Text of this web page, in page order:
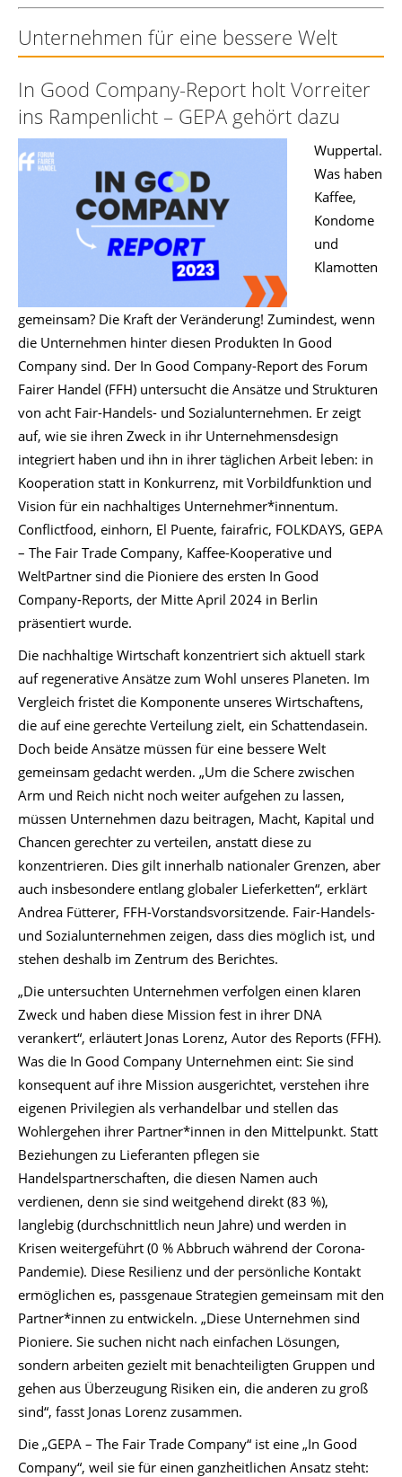
Unternehmen für eine bessere Welt
In Good Company-Report holt Vorreiter
ins Rampenlicht – GEPA gehört dazu
Wuppertal.
Was haben
Kaffee,
Kondome
und
Klamotten
gemeinsam? Die Kraft der Veränderung! Zumindest, wenn
die Unternehmen hinter diesen Produkten In Good
Company sind. Der In Good Company-Report des Forum
Fairer Handel (FFH) untersucht die Ansätze und Strukturen
von acht Fair-Handels- und Sozialunternehmen. Er zeigt
auf, wie sie ihren Zweck in ihr Unternehmensdesign
integriert haben und ihn in ihrer täglichen Arbeit leben: in
Kooperation statt in Konkurrenz, mit Vorbildfunktion und
Vision für ein nachhaltiges Unternehmer*innentum.
Conflictfood, einhorn, El Puente, fairafric, FOLKDAYS, GEPA
– The Fair Trade Company, Kaffee-Kooperative und
WeltPartner sind die Pioniere des ersten In Good
Company-Reports, der Mitte April 2024 in Berlin
präsentiert wurde.
Die nachhaltige Wirtschaft konzentriert sich aktuell stark
auf regenerative Ansätze zum Wohl unseres Planeten. Im
Vergleich fristet die Komponente unseres Wirtschaftens,
die auf eine gerechte Verteilung zielt, ein Schattendasein.
Doch beide Ansätze müssen für eine bessere Welt
gemeinsam gedacht werden. „Um die Schere zwischen
Arm und Reich nicht noch weiter aufgehen zu lassen,
müssen Unternehmen dazu beitragen, Macht, Kapital und
Chancen gerechter zu verteilen, anstatt diese zu
konzentrieren. Dies gilt innerhalb nationaler Grenzen, aber
auch insbesondere entlang globaler Lieferketten“, erklärt
Andrea Fütterer, FFH-Vorstandsvorsitzende. Fair-Handels-
und Sozialunternehmen zeigen, dass dies möglich ist, und
stehen deshalb im Zentrum des Berichtes.
„Die untersuchten Unternehmen verfolgen einen klaren
Zweck und haben diese Mission fest in ihrer DNA
verankert“, erläutert Jonas Lorenz, Autor des Reports (FFH).
Was die In Good Company Unternehmen eint: Sie sind
konsequent auf ihre Mission ausgerichtet, verstehen ihre
eigenen Privilegien als verhandelbar und stellen das
Wohlergehen ihrer Partner*innen in den Mittelpunkt. Statt
Beziehungen zu Lieferanten pflegen sie
Handelspartnerschaften, die diesen Namen auch
verdienen, denn sie sind weitgehend direkt (83 %),
langlebig (durchschnittlich neun Jahre) und werden in
Krisen weitergeführt (0 % Abbruch während der Corona-
Pandemie). Diese Resilienz und der persönliche Kontakt
ermöglichen es, passgenaue Strategien gemeinsam mit den
Partner*innen zu entwickeln. „Diese Unternehmen sind
Pioniere. Sie suchen nicht nach einfachen Lösungen,
sondern arbeiten gezielt mit benachteiligten Gruppen und
gehen aus Überzeugung Risiken ein, die anderen zu groß
sind“, fasst Jonas Lorenz zusammen.
Die „GEPA – The Fair Trade Company“ ist eine „In Good
Company“, weil sie für einen ganzheitlichen Ansatz steht: